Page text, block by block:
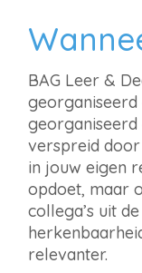
BAG Leer &
verspreid door
in jouw eigen
opdoet, maar
collega’s uit
relevanter.